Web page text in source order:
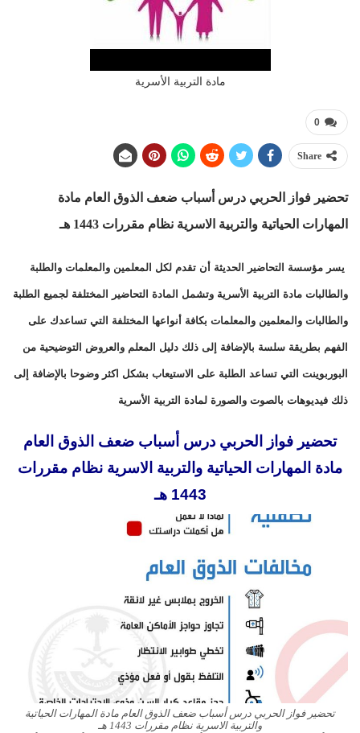
مادة التربية الأسرية
0
Share
تحضير فواز الحربي درس أسباب ضعف الذوق العام مادة
المهارات الحياتية والتربية الاسرية نظام مقررات
يسر مؤسسة التحاضير الحديثة أن تقدم لكل المعلمين والمعلمات والطلبة
والطالبات مادة التربية الأسرية وتشمل المادة التحاضير المختلفة لجميع الطلبة
والطالبات والمعلمين والمعلمات بكافة أنواعها المختلفة التي تساعدك على
الفهم بطريقة سلسة بالإضافة إلى ذلك دليل المعلم والعروض التوضيحية من
البوربوينت التي تساعد الطلبة على الاستيعاب بشكل اكثر وضوحا بالإضافة إلى
ذلك فيديوهات بالصوت والصورة لمادة التربية الأسرية
تحضير فواز الحربي درس أسباب ضعف الذوق العام
مادة المهارات الحياتية والتربية الاسرية نظام مقررات
1443 هـ
تحضير فواز الحربي درس أسباب ضعف الذوق العام مادة المهارات الحياتية
والتربية الاسرية نظام مقررات 1443 هـ